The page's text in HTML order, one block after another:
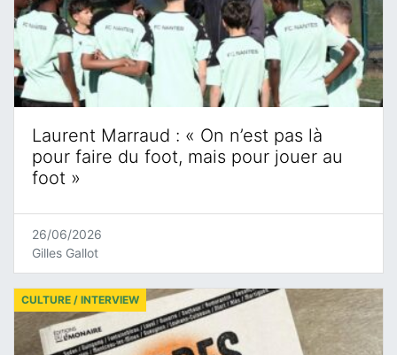
Laurent Marraud : « On n’est pas là
pour faire du foot, mais pour jouer au
foot »
26/06/2026
Gilles Gallot
CULTURE / INTERVIEW